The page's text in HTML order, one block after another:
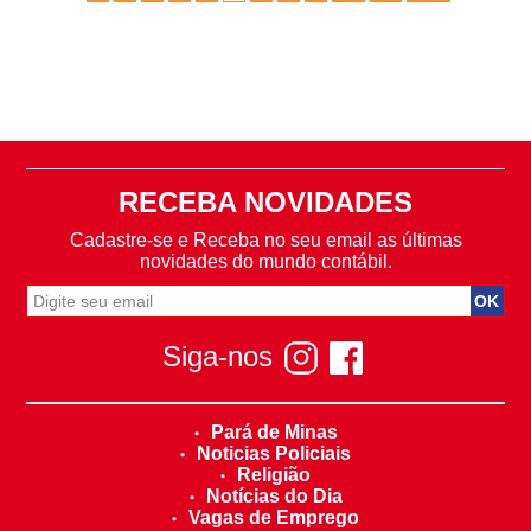
RECEBA NOVIDADES
Cadastre-se e Receba no seu email as últimas
novidades do mundo contábil.
Siga-nos
Pará de Minas
Noticias Policiais
Religião
Notícias do Dia
Vagas de Emprego